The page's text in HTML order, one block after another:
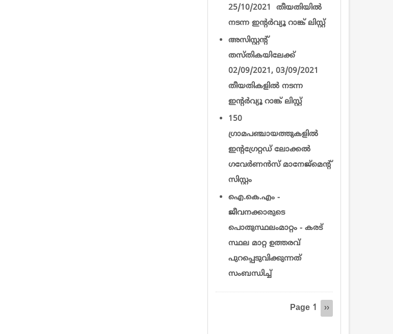
25/10/2021 തീയതിയിൽ
നടന്ന ഇന്റര്‍വ്യൂ റാങ്ക് ലിസ്റ്റ്
അസിസ്റ്റന്റ്
തസ്തികയിലേക്ക്
02/09/2021, 03/09/2021
തീയതികളിൽ നടന്ന
ഇന്റര്‍വ്യൂ റാങ്ക് ലിസ്റ്റ്
150
ഗ്രാമപഞ്ചായത്തുകളിൽ
ഇന്റഗ്രേറ്റഡ് ലോക്കൽ
ഗവേർണൻസ് മാനേജ്‌മെന്റ്
സിസ്റ്റം
ഐ.കെ.എം -
ജീവനക്കാരുടെ
പൊതുസ്ഥലംമാറ്റം - കരട്
സ്ഥല മാറ്റ ഉത്തരവ്
പുറപ്പെടുവിക്കുന്നത്
സംബന്ധിച്ച്
Page 1
Next
››